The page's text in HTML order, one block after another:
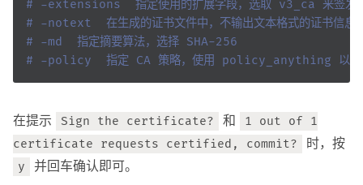
# -extensions  指定使用的扩展字段，选取 v3_ca 来签发
# -notext  在生成的证书文件中，不输出文本格式的证书信息
# -md  指定摘要算法，选择 SHA-256
# -policy  指定 CA 策略，使用 policy_anything 以允许
在提示 Sign the certificate? 和
1 out of 1
certificate requests certified, commit?
时，按
y 并回车确认即可。